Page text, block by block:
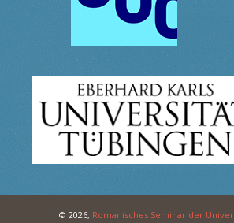
© 2026, Romanisches Seminar der